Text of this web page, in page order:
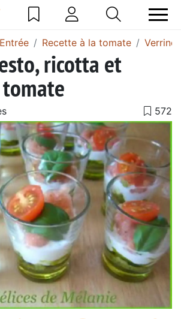
Entrée Recette à la tomate Verrine
ricotta et